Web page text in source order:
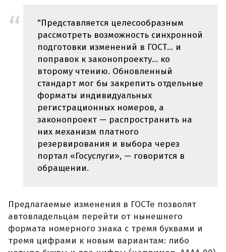
"Представляется целесообразным
рассмотреть возможность синхронной
подготовки изменений в ГОСТ… и
поправок к законопроекту… ко
второму чтению. Обновленный
стандарт мог бы закрепить отдельные
форматы индивидуальных
регистрационных номеров, а
законопроект — распространить на
них механизм платного
резервирования и выбора через
портал «Госуслуги», — говорится в
обращении.
Предлагаемые изменения в ГОСТе позволят
автовладельцам перейти от нынешнего
формата номерного знака с тремя буквами и
тремя цифрами к новым вариантам: либо